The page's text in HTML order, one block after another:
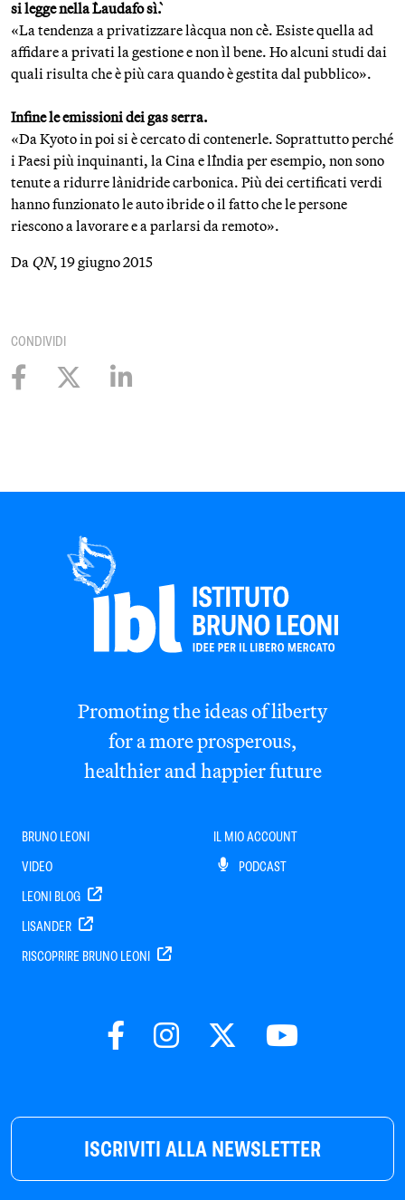
si legge nella `Laudafo sì`.
«La tendenza a privatizzare l`acqua non c`è. Esiste quella ad
affidare a privati la gestione e non ìl bene. Ho alcuni studi dai
quali risulta che è più cara quando è gestita dal pubblico».
Infine le emissioni dei gas serra.
«Da Kyoto in poi si è cercato di contenerle. Soprattutto perché
i Paesi più inquinanti, la Cina e l`India per esempio, non sono
tenute a ridurre l`anidride carbonica. Più dei certificati verdi
hanno funzionato le auto ibride o il fatto che le persone
riescono a lavorare e a parlarsi da remoto».
Da QN, 19 giugno 2015
CONDIVIDI
ISCRIVITI ALLA NEWSLETTER
Promoting the ideas of liberty
for a more prosperous,
healthier and happier future
BRUNO LEONI
VIDEO
LEONI BLOG
LISANDER
RISCOPRIRE BRUNO LEONI
IL MIO ACCOUNT
PODCAST